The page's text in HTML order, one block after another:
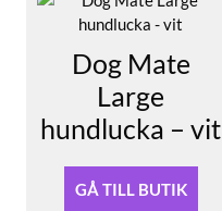
Dog Mate
Large
hundlucka – vit
GÅ TILL BUTIK